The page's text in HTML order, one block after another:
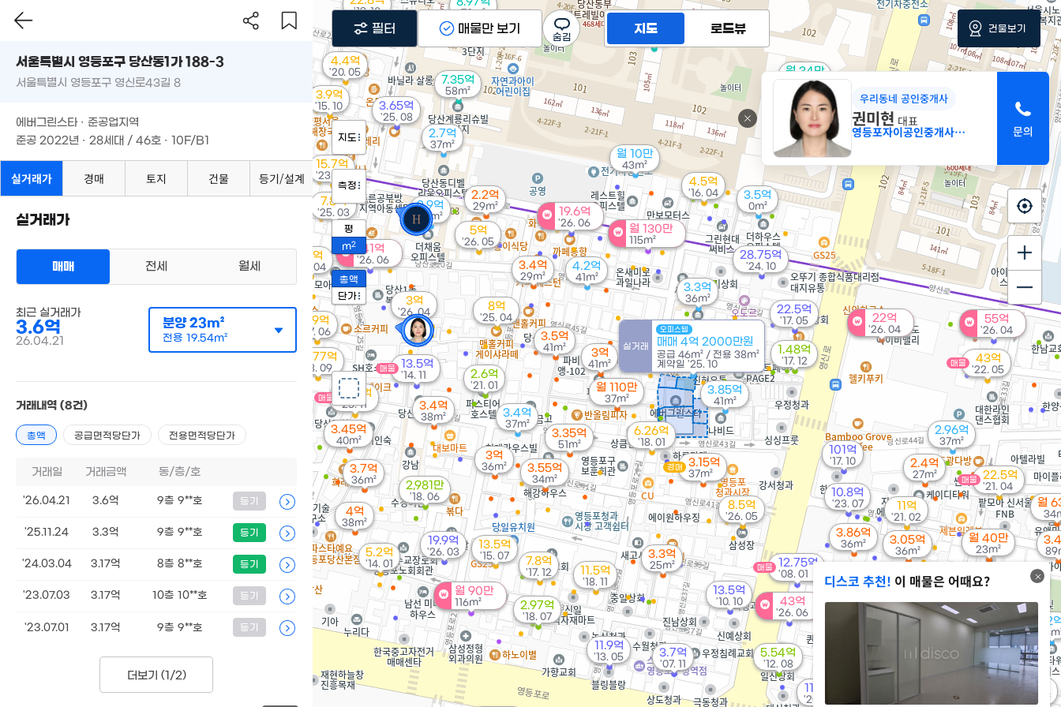
3.15억
37m²
경매
1.45억
3.5억
0m²
월 10만
43m²
27.6억
매물
2.9억
35m²
70m²
2.7억
37m²
43억
'22. 05
매물
12.75억
'08. 01
매물
6.7억
458m²
월 90만
116m²
3.7억
36m²
2.4억
27m²
43억
'26. 06
13.5억
'14. 11
매물
41억
'26. 06
19.6억
'26. 06
월 130만
115m²
월 34만
119m²
월
8.5억
'26. 05
3.3억
25m²
3.4억
29m²
5억
'26. 05
3.55억
34m²
3.85억
41m²
월 110만
37m²
3.5억
41m²
4억
38m²
3.4억
38m²
7.5억
'26. 04 4.2억
41m²
55억
'26. 04
22억
'26. 04
3억
36m²
3.4억
37m²
22.5억
'21. 04
매물
3억
'26. 04
월 40만
23m²
19.9억
'26. 03
7.35억
58m²
3.3억
36m²
3.15억
3억
41m²
2.2억
29m²
13.7억
'25. 11
매물
3.45억
40m²
실거래
오피스텔
매매 4억 2000만원
공급 46m² / 전용 38m²
계약일 '25. 10
15.5억
3.65억
'25. 08
3.05억
36m²
8억
'25. 04
7.8억
'25. 03
28.75억
'24. 10
3.86억
36m²
'23. 10
10.8억
'23. 07
15.7억
'23. 02
3.35억
51m²
1.2
11억
'21. 02
2.6억
'21. 01
11.2억
'20. 08
2.96억
37m²
4.4억
'20. 05
'19. 10
11.5억
'18. 11
18.77억
'18. 09
2.97억
'18. 07
2,981만
'18. 06
6.26억
'18. 01
7.8억
'17. 12
1.48억
'17. 12
101억
'17. 10
7.9억
'17. 06
22.5억
'17. 05
4.5억
'16. 04
3.9억
'15. 10
13.5억
'15. 07
5.2억
'14. 01
11.9억
'13. 05 5.54억
'12. 08
13.5억
'10. 10
3.7억
'07. 11
7.5억
3억
'06. 03
디스코 추천! 이 매물은 어때요?
우리동네 공인중개사
권미현 대표
영등포자이공인중개사사무소
지도 로드뷰
지도
측정
평
m2
총액
단가
필터 매물만 보기 건물보기
서울특별시 영등포구 당산동1가 188-3
서울특별시 영등포구 영신로43길 8
에버그린스타 · 준공업지역
준공 2022년 · 28세대 / 46호 · 10F/B1
실거래가 경매 토지 건물 등기/설계
실거래가
매매 전세 월세
최근 실거래가
3.6억
26.04.21
분양23m²
전용 19.54m²
거래내역 (8건)
총액 공급면적당단가 전용면적당단가
거래일 거래금액 동/층/호
'26.04.21 3.6억 9층 9**호 등기
'25.11.24 3.3억 9층 9**호 등기
'24.03.04 3.17억 8층 8**호 등기
'23.07.03 3.17억 10층 10**호 등기
'23.07.01 3.17억 9층 9**호 등기
더보기 (1/2)